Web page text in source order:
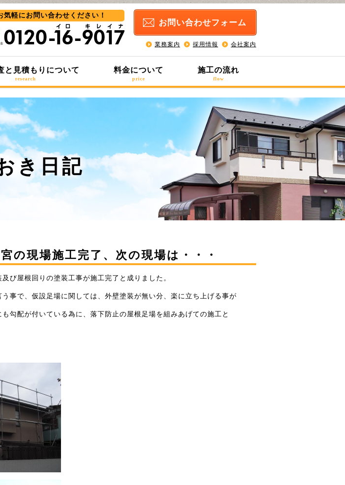
気軽にお問い合わせ ください！
お問い合わせフォーム
業務案内 採用情報 会社案内
と見積もりについて
research
料金について
price
施工の流れ
flow
き日記
の現場施工完了、次の現場は・・・
び屋根回りの塗装工事が施工完了と成りました。
事で、仮設足場に関しては、外壁塗装が無い分、楽に立ち上げる事が
勾配が付いている為に、落下防止の屋根足場を組みあげての施工と